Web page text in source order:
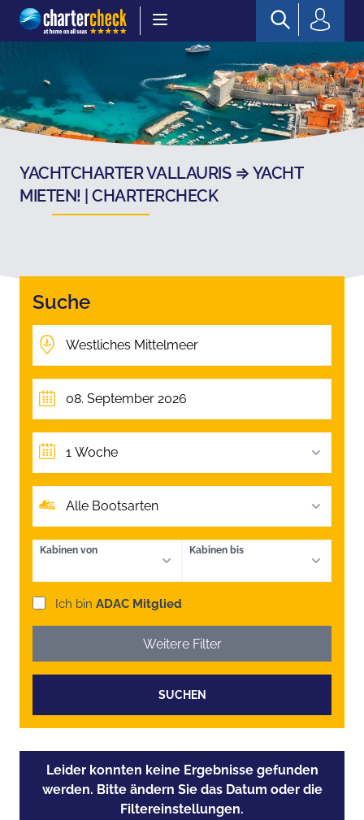
Chartercheck
YACHTCHARTER VALLAURIS ⇒ YACHT
MIETEN! | CHARTERCHECK
Suche
1 Woche
Alle Bootsarten
Kabinen von Kabinen bis
Ich bin ADAC Mitglied
Weitere Filter
SUCHEN
Leider konnten keine Ergebnisse gefunden
werden. Bitte ändern Sie das Datum oder die
Filtereinstellungen.